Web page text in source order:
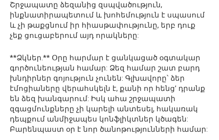
Շրջապատը ձեզանից զսպվածություն,
ինքնատիրապետում և խոհեմություն է սպասում
և չի թաքցնում իր հիասթափությունը, երբ դուք
չեք ցուցաբերում այդ որակները:
**Ձկներ.** Օրը հարմար է ցանկացած օգտակար
գործունեության համար: Ձեզ համար շատ բարդ
խնդիրներ գոյություն չունեն: Գլխավորը՝ ձեր
էմոցիաները վերահսկելն է, քանի որ հենց’ դրանք
են ձեզ խանգարում: Իսկ ահա շրջապատի
զգացմունքները չի կարելի անտեսել, հակառակ
դեպքում անմիջապես կոնֆլիկտներ կծագեն:
Բարենպաստ օր է նոր ծանոթությունների համար: